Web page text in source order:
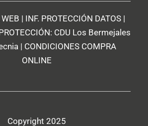
| INF. PROTECCIÓN DATOS |
CDU Los Bermejales
| CONDICIONES COMPRA
ONLINE
Copyright 2025